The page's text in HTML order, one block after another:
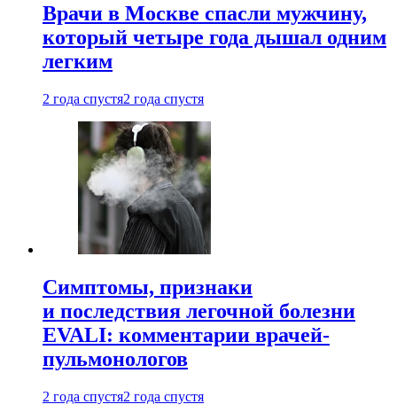
Врачи в Москве спасли мужчину,
который четыре года дышал одним
легким
2 года спустя2 года спустя
Симптомы, признаки
и последствия легочной болезни
EVALI: комментарии врачей-
пульмонологов
2 года спустя2 года спустя